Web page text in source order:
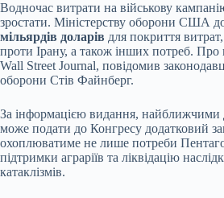
Водночас витрати на військову
зростати. Міністерству оборони США
мільярдів доларів для покриття
проти Ірану, а також інших потреб. Про
Wall Street Journal, повідомив
оборони Стів Файнберг.
За інформацією видання, найближчими
може подати до Конгресу додатковий
охоплюватиме не лише потреби
підтримки аграріїв та ліквідацію
катаклізмів.